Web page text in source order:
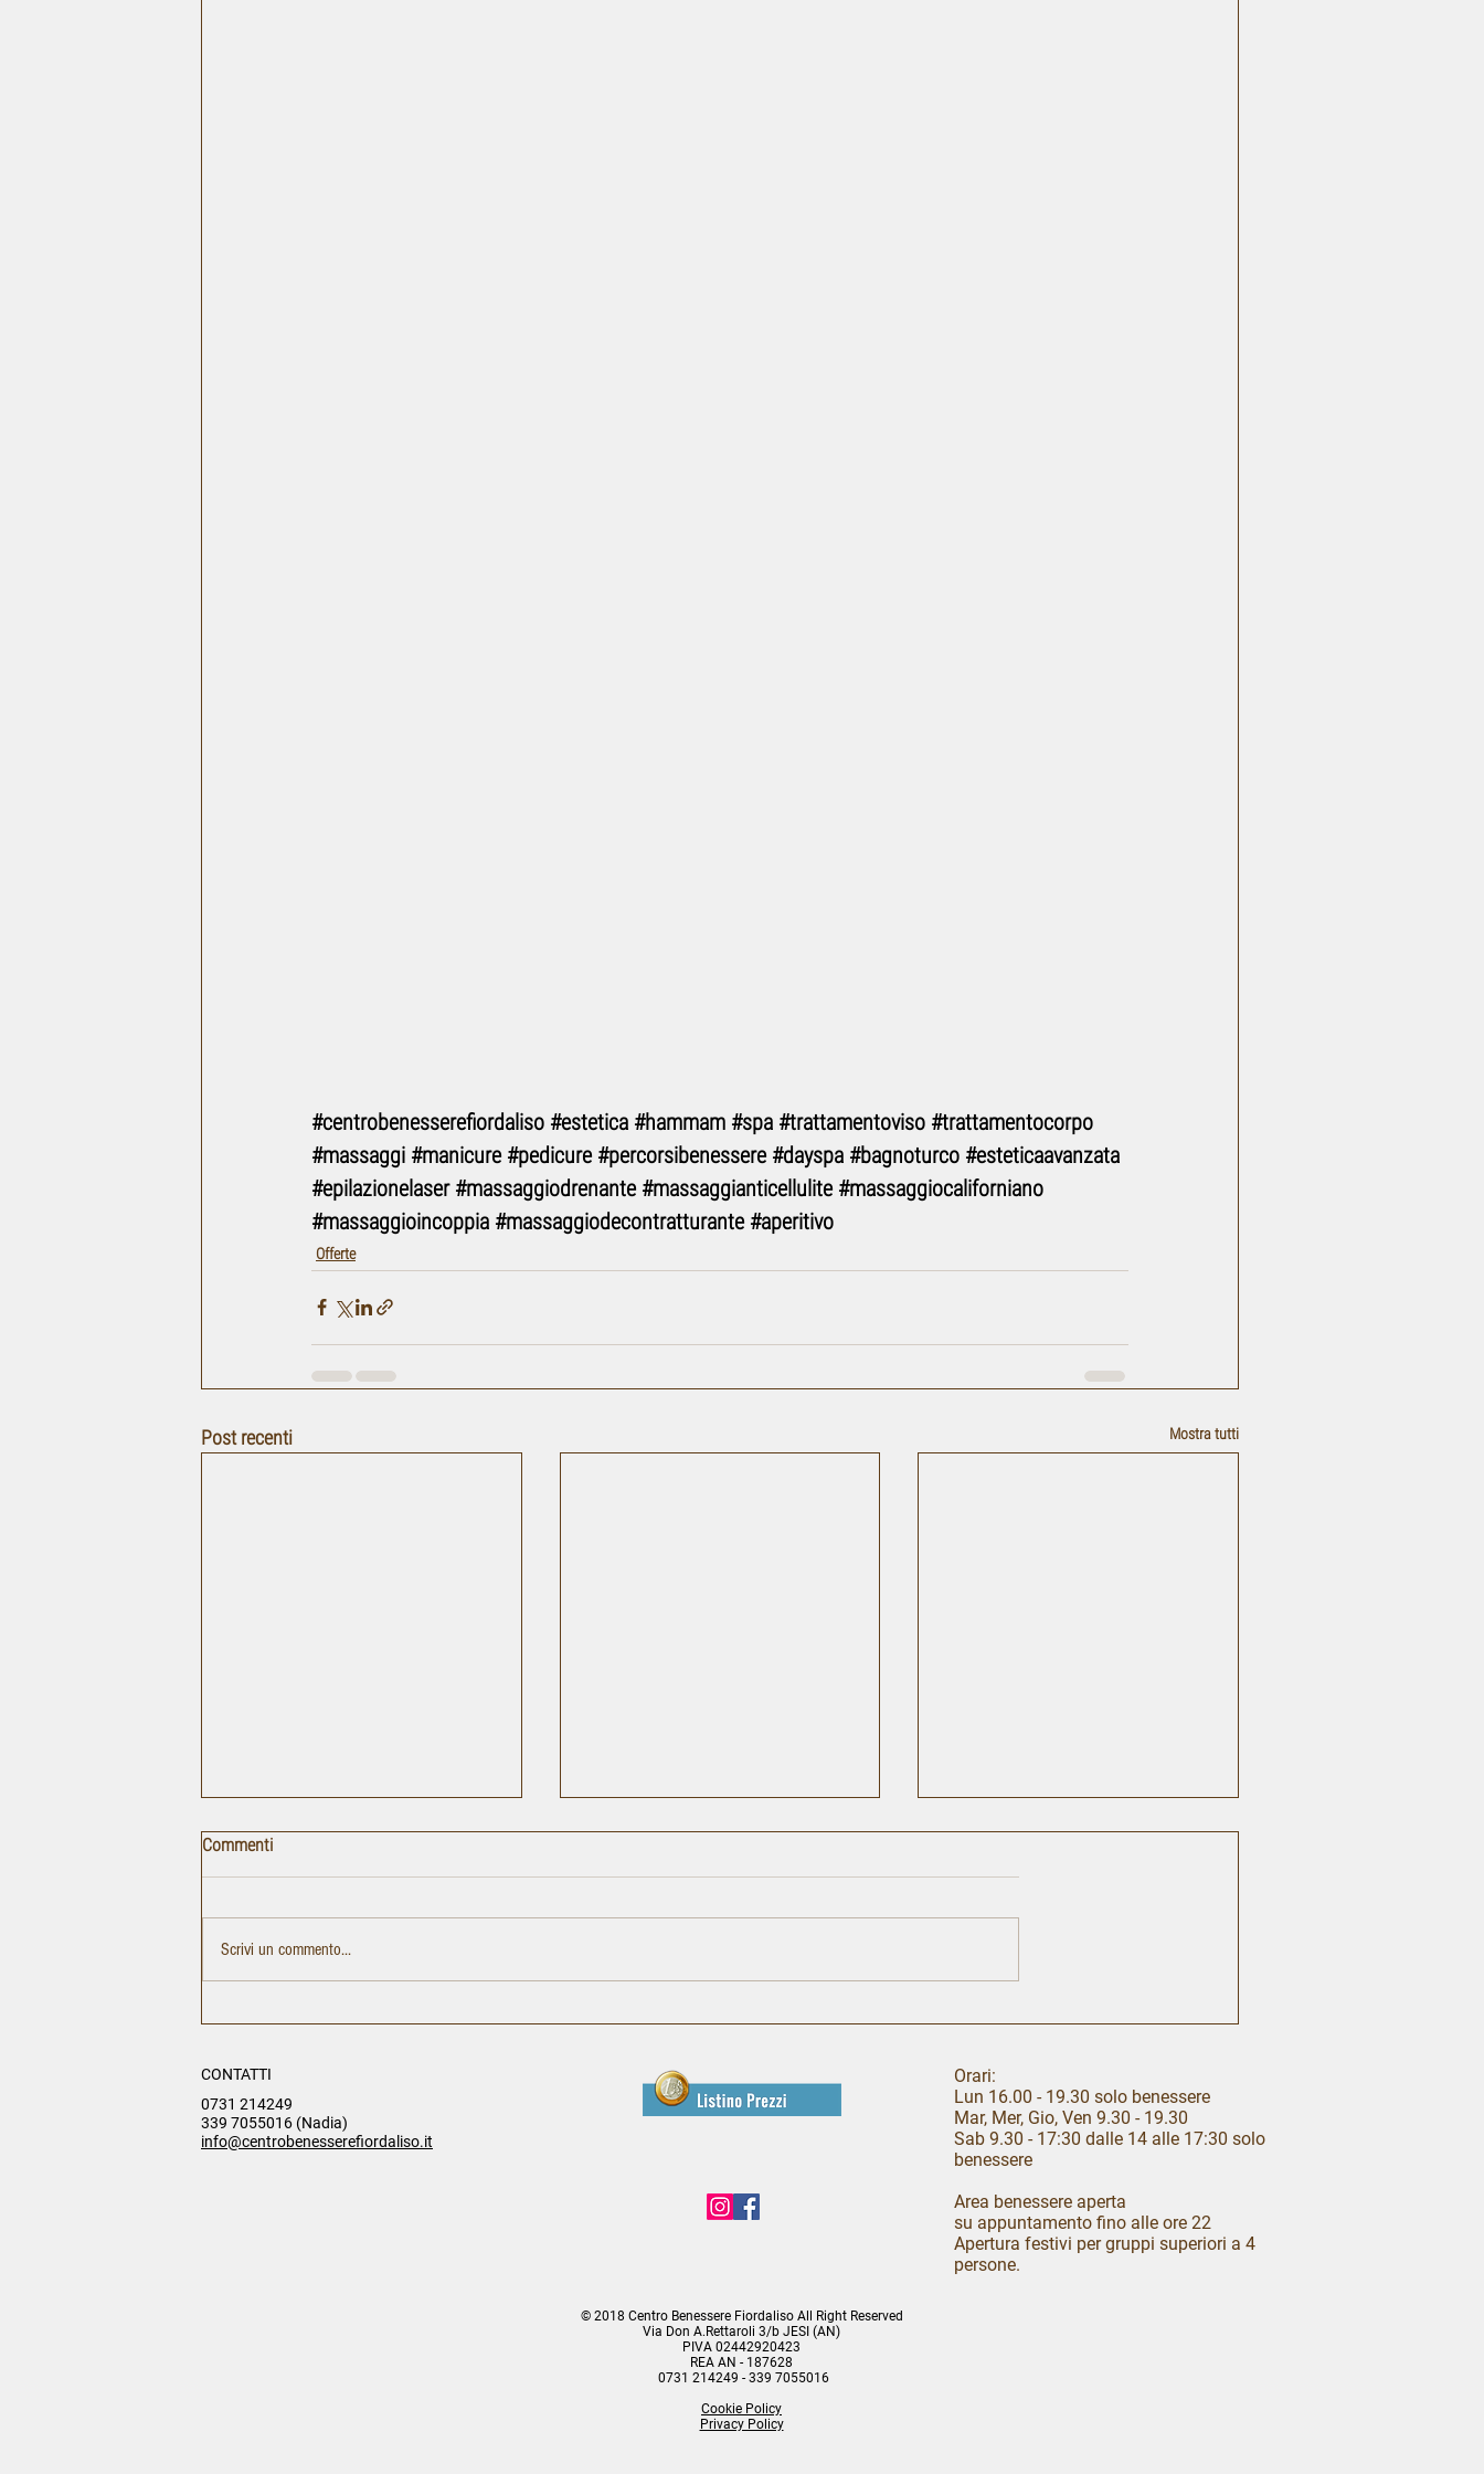
#centrobenesserefiordaliso #estetica #hammam #spa #trattamentoviso #trattamentocorpo
#massaggi #manicure #pedicure #percorsibenessere #dayspa #bagnoturco #esteticaavanzata
#epilazionelaser #massaggiodrenante #massaggianticellulite #massaggiocaliforniano
#massaggioincoppia #massaggiodecontratturante #aperitivo
Offerte
Post recenti Mostra tutti
💪 BODY AL TOP
🎁 Il regalo perfetto... esiste.
Commenti
Scrivi un commento...
CONTATTI
0731 214249
339 7055016 (Nadia)
info@centrobenesserefiordaliso.it
Orari:
Lun 16.00 - 19.30 solo benessere
Mar, Mer, Gio, Ven 9.30 - 19.30
Sab 9.30 - 17:30 dalle 14 alle 17:30 solo
benessere
Area benessere aperta
su appuntamento fino alle ore 22
Apertura festivi per gruppi superiori a 4
persone.
© 2018 Centro Benessere Fiordaliso All Right Reserved
Via Don A.Rettaroli 3/b JESI (AN)
PIVA 02442920423
REA AN - 187628
0731 214249 - 339 7055016
Cookie Policy
Privacy Policy